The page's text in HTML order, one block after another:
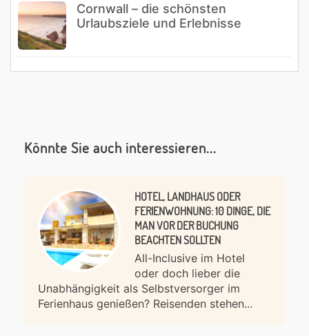
Cornwall – die schönsten
Urlaubsziele und Erlebnisse
Könnte Sie auch interessieren...
HOTEL, LANDHAUS ODER
FERIENWOHNUNG: 10 DINGE, DIE
MAN VOR DER BUCHUNG
BEACHTEN SOLLTEN
All-Inclusive im Hotel
oder doch lieber die
Unabhängigkeit als Selbstversorger im
Ferienhaus genießen? Reisenden stehen...